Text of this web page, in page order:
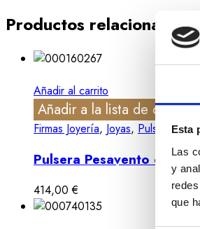
Esta
Las
y
que
Productos relacionados
Añadir al carrito
Añadir a la lista de deseos
Firmas Joyería, Joyas, Pulseras
Pulsera Pesavento en
414,00€